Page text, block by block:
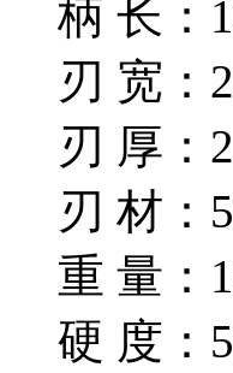
柄 长：
刃 宽：
刃 厚：
刃 材：
重 量：
硬 度：